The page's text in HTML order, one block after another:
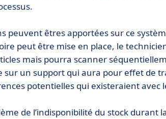
peuvent êtres apportées sur ce
peut être mise en place, le
mais pourra scanner
sur un support qui aura pour effet de
potentielles qui existeraient avec
de l’indisponibilité du stock durant